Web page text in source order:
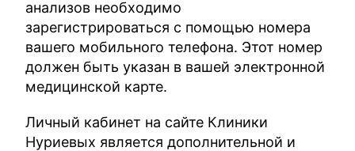
анализов необходимо
зарегистрироваться с помощью номера
вашего мобильного телефона. Этот номер
должен быть указан в вашей электронной
медицинской карте.
Личный кабинет на сайте Клиники
Нуриевых является дополнительной и